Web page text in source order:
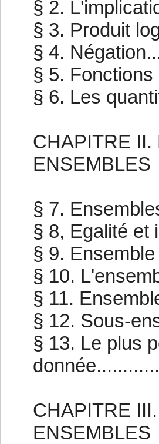
§ 2.
§ 3. Produit
§ 4.
§ 5.
§ 6. Les
CHAPITRE
ENSEMBLES
§ 7.
§ 8, Egalité et
§ 9.
§ 10.
§ 11.
§ 12. Sous-
§ 13. Le plus
CHAPITRE
ENSEMBLES